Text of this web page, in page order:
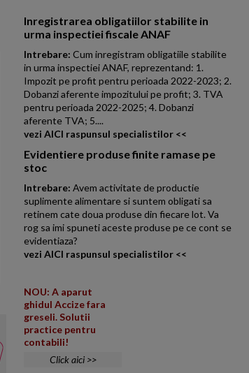
NOUTATI
din Codul
Fiscal
Inregistrarea obligatiilor stabilite in
urma inspectiei fiscale ANAF
Intrebare: Cum inregistram obligatiile stabilite
in urma inspectiei ANAF, reprezentand: 1.
Impozit pe profit pentru perioada 2022-2023; 2.
Dobanzi aferente impozitului pe profit; 3. TVA
pentru perioada 2022-2025; 4. Dobanzi
aferente TVA; 5....
vezi AICI raspunsul specialistilor <<
Evidentiere produse finite ramase pe
stoc
Intrebare: Avem activitate de productie
suplimente alimentare si suntem obligati sa
retinem cate doua produse din fiecare lot. Va
rog sa imi spuneti aceste produse pe ce cont se
evidentiaza?
vezi AICI raspunsul specialistilor <<
NOU: A aparut
ghidul Accize fara
greseli. Solutii
practice pentru
contabili!
Click aici >>